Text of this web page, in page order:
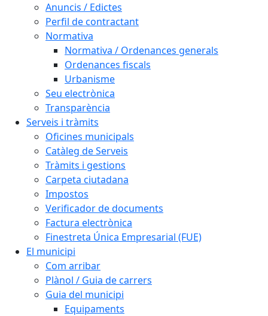
Anuncis / Edictes
Perfil de contractant
Normativa
Normativa / Ordenances generals
Ordenances fiscals
Urbanisme
Seu electrònica
Transparència
Serveis i tràmits
Oficines municipals
Catàleg de Serveis
Tràmits i gestions
Carpeta ciutadana
Impostos
Verificador de documents
Factura electrònica
Finestreta Única Empresarial (FUE)
El municipi
Com arribar
Plànol / Guia de carrers
Guia del municipi
Equipaments